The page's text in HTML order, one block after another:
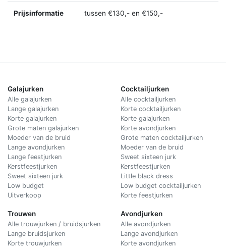
Prijsinformatie tussen €130,- en €150,-
Galajurken
Alle galajurken
Lange galajurken
Korte galajurken
Grote maten galajurken
Moeder van de bruid
Lange avondjurken
Lange feestjurken
Kerstfeestjurken
Sweet sixteen jurk
Low budget
Uitverkoop
Trouwen
Alle trouwjurken / bruidsjurken
Lange bruidsjurken
Korte trouwjurken
Cocktailjurken
Alle cocktailjurken
Korte cocktailjurken
Korte galajurken
Korte avondjurken
Grote maten cocktailjurken
Moeder van de bruid
Sweet sixteen jurk
Kerstfeestjurken
Little black dress
Low budget cocktailjurken
Korte feestjurken
Avondjurken
Alle avondjurken
Lange avondjurken
Korte avondjurken